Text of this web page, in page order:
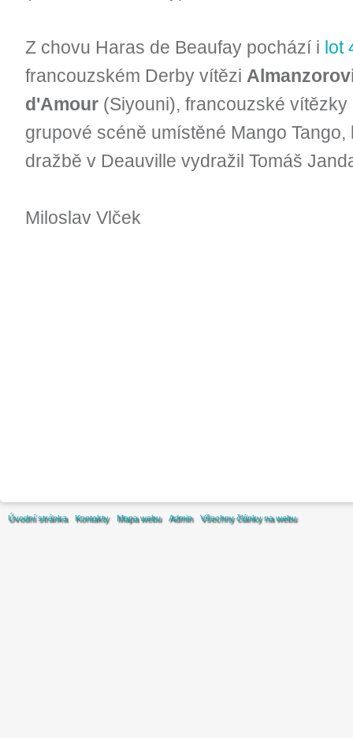
Z chovu Haras de Beaufay pochází i lot
francouzském Derby vítězi
d'Amour (Siyouni), francouzské
grupové scéně umístěné Mango
dražbě v Deauville vydražil Tomáš
Miloslav Vlček
Úvodní stránka Kontakty Mapa webu Admin Všechny články na webu